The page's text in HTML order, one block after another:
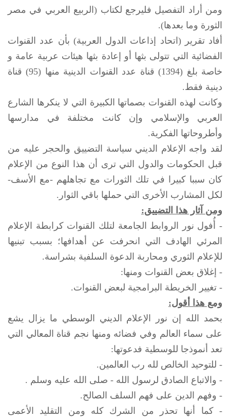
ومن أراد التفصيل فليرجع لكتاب (الربيع العربي في مصر
الثورة وما بعدها).
أفاد تقرير (اتحاد إذاعات الدول العربية) بأن عدد القنوات
الفضائية التي تتولى بثها أو إعادة بثها هيئات عربية عامة و
خاصة بلغ (1394) قناة عدد القنوات الدينية منها (95) قناة
دينية فقط.
وكانت لهذه القنوات بصماتها الكبيرة التي لا ينكرها الشارع
العربي والإسلامي وإن كانت مختلفة في مدارسها
وأطروحاتها الفكرية.
لقد واجه الإعلام الديني سياسة التضييق والحجر عليه من
قبل الحكومات والدول التي ترى أن هذا النوع من الإعلام
كان سببا كبيرا في تلك الثورات مع تجاهلهم -مع الأسف-
لكل المشارب الأخرى التي حملها باقي الثوار.
ومن آثار هذا التضييق:
- أُفول نور الروابط الجامعة لتلك القنوات كرابطة الإعلام
المرئي الهادف التي انحرفت عن أهدافها؛ بسبب تبنيها
للإعلام الثوري ومحاربة الدعوة السلفية بشراسة.
- إغلاق بعض القنوات ومنها:
- تغيير الخريطة البرامجية لبعض القنوات.
ومع هذا أقول:
بحمد الله إن نور الإعلام الديني الوسطي ما يزال يشع
على سماء العالم وفي فضائه ومنها نجم قناة المعالي التي
تعد أنموذجا للوسطية فدعوتها:
- للتوحيد الخالص لله رب العالمين.
- والاتباع الصادق لرسول الله - صلى الله عليه وسلم .
- وفهم الدين على فهم السلف الصالح.
- كما أنها تحذر من الشرك كله ومن التقليد الأعمى